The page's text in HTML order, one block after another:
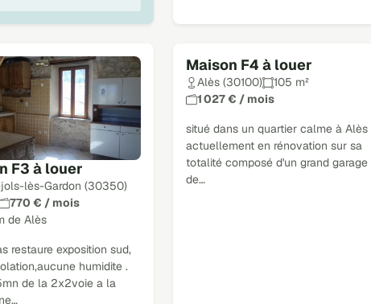
F3 à louer
lès-Gardon (30350)
770 € / mois
de Alès
restaure exposition sud,
humidite .
de la 2x2voie a la
Maison F4 à louer
Loué
Alès (30100)
105 m²
1 027 € / mois
situé dans un quartier calme à Alès
actuellement en rénovation sur sa
totalité composé d'un grand garage
de…